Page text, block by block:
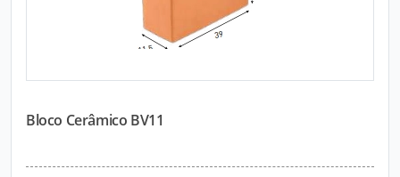
Bloco Cerâmico BV11